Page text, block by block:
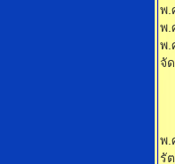
พ.
พ.
พ.
จั
พ.
รั